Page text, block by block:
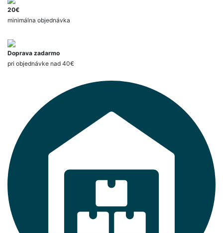
20€
minimálna objednávka
Doprava zadarmo
pri objednávke nad 40€